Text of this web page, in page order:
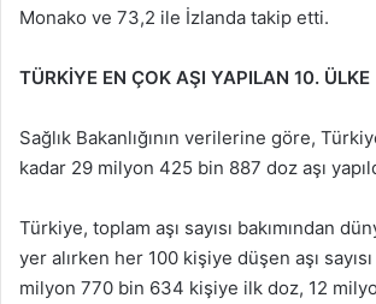
Monako ve 73,2 ile İzlanda takip etti.
TÜRKİYE EN ÇOK AŞI YAPILAN 10. ÜLKE
Sağlık Bakanlığının verilerine göre,
kadar 29 milyon 425 bin 887 doz aşı
Türkiye, toplam aşı sayısı bakımından
yer alırken her 100 kişiye düşen aşı
milyon 770 bin 634 kişiye ilk doz, 12